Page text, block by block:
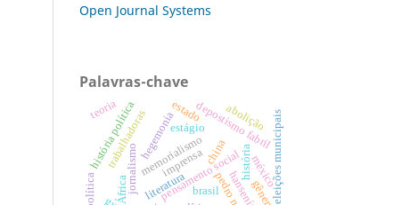
Open Journal Systems
Palavras-chave
pensamento social
brasil
jornalismomemorialismo
literatura
história
trabalhadoras china
depostismo fabril
história políticahegemonia eleições municipais
méxico
estágio
África hanseníase
abolição
imprensa
gênero
estado
política
teoria